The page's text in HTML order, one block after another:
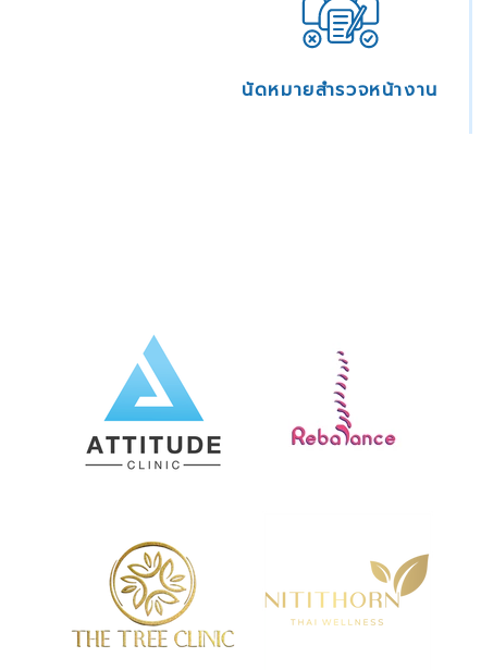
นัดหมายสำรวจหน้างาน